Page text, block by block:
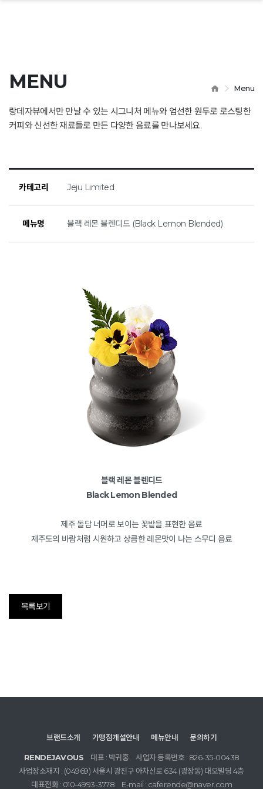
MENU
랑데자뷰에서만 만날 수 있는 시그니처 메뉴와 엄선한 원두로 로스팅한
커피와 신선한 재료들로 만든 다양한 음료를 만나보세요.
HOMEMenu
카테고리 Jeju Limited
메뉴명 블랙 레몬 블렌디드 (Black Lemon Blended)
블랙 레몬 블렌디드
Black Lemon Blended
제주 돌담 너머로 보이는 꽃밭을 표현한 음료
제주도의 바람처럼 시원하고 상큼한 레몬맛이 나는 스무디 음료
목록보기
브랜드소개 가맹점개설안내 메뉴안내 문의하기
RENDEJAVOUS 대표 : 박귀홍
사업자 등록번호 : 826-35-00438
사업장소재지 : (04969) 서울시 광진구 아차산로 634 (광장동) 대오빌딩 4층
대표전화 : 010-4993-3778
E-mail : caferende@naver.com